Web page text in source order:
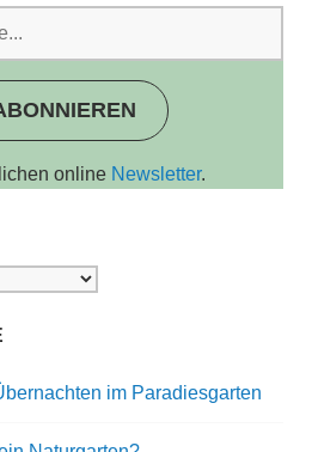
online Newsletter.
im Paradiesgarten